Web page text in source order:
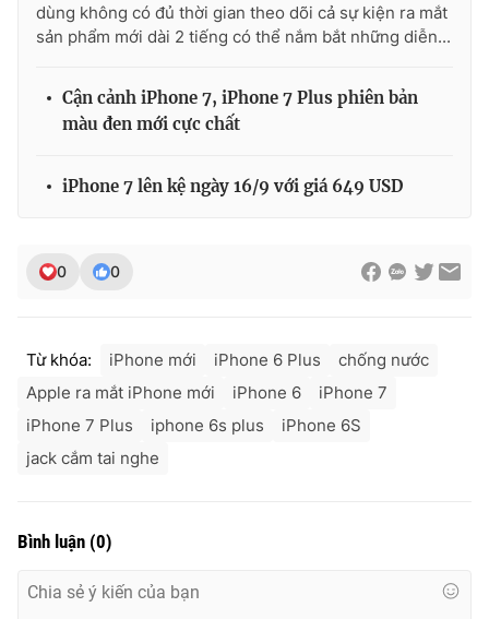
dùng không có đủ thời gian theo dõi cả sự kiện ra mắt
sản phẩm mới dài 2 tiếng có thể nắm bắt những diễn...
Cận cảnh iPhone 7, iPhone 7 Plus phiên bản
màu đen mới cực chất
iPhone 7 lên kệ ngày 16/9 với giá 649 USD
0 0
Từ khóa: iPhone mới iPhone 6 Plus
chống nước
Apple ra mắt iPhone mới
iPhone 6
iPhone 7
iPhone 7 Plus
iphone 6s plus
iPhone 6S
jack cắm tai nghe
Bình luận (0)